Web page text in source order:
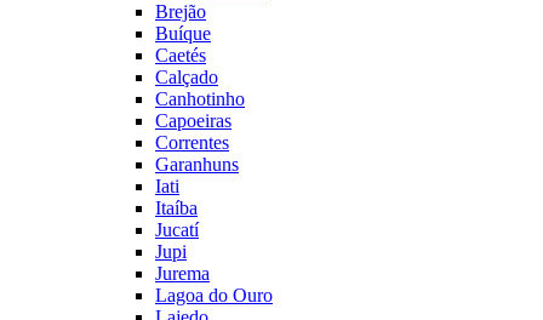
Brejão
Buíque
Caetés
Calçado
Canhotinho
Capoeiras
Correntes
Garanhuns
Iati
Itaíba
Jucatí
Jupi
Jurema
Lagoa do Ouro